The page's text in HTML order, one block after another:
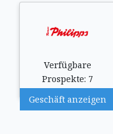
Verfügbare
Prospekte: 7
Geschäft anzeigen